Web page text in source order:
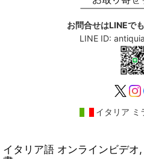
お問合せはLINEで
LINE ID:
イタリア ミ
イタリア語 オンラインビデ